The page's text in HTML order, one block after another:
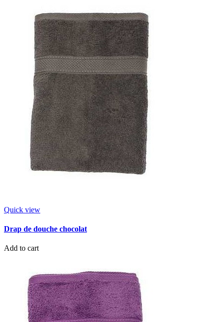
Quick view
Drap de douche chocolat
Add to cart